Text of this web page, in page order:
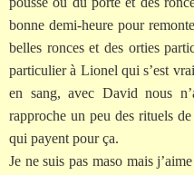
bonne demi-heure pour
belles ronces et des orties
particulier à Lionel qui s’est
en sang, avec David nous
rapproche un peu des rituels
qui payent pour ça.
Je ne suis pas maso mais